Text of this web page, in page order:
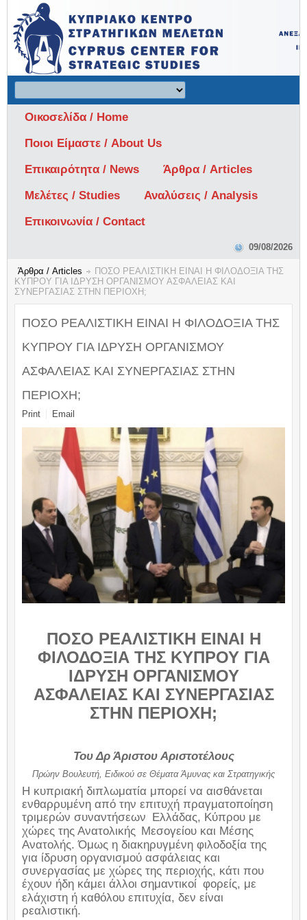
Οικοσελίδα / Home
Ποιοι Είμαστε / About Us
Επικαιρότητα / News
Άρθρα / Articles
Μελέτες / Studies
Αναλύσεις / Analysis
Επικοινωνία / Contact
09/08/2026
Άρθρα / Articles
ΠΟΣΟ ΡΕΑΛΙΣΤΙΚΗ ΕΙΝΑΙ Η ΦΙΛΟΔΟΞΙΑ ΤΗΣ
ΚΥΠΡΟΥ ΓΙΑ ΙΔΡΥΣΗ ΟΡΓΑΝΙΣΜΟΥ ΑΣΦΑΛΕΙΑΣ ΚΑΙ
ΣΥΝΕΡΓΑΣΙΑΣ ΣΤΗΝ ΠΕΡΙΟΧΗ;
ΠΟΣΟ ΡΕΑΛΙΣΤΙΚΗ ΕΙΝΑΙ Η ΦΙΛΟΔΟΞΙΑ ΤΗΣ
ΚΥΠΡΟΥ ΓΙΑ ΙΔΡΥΣΗ ΟΡΓΑΝΙΣΜΟΥ
ΑΣΦΑΛΕΙΑΣ ΚΑΙ ΣΥΝΕΡΓΑΣΙΑΣ ΣΤΗΝ
ΠΕΡΙΟΧΗ;
Print Email
ΠΟΣΟ ΡΕΑΛΙΣΤΙΚΗ ΕΙΝΑΙ Η
ΦΙΛΟΔΟΞΙΑ ΤΗΣ ΚΥΠΡΟΥ ΓΙΑ
ΙΔΡΥΣΗ ΟΡΓΑΝΙΣΜΟΥ
ΑΣΦΑΛΕΙΑΣ ΚΑΙ ΣΥΝΕΡΓΑΣΙΑΣ
ΣΤΗΝ ΠΕΡΙΟΧΗ;
Του Δρ Άριστου Αριστοτέλους
Πρώην Βουλευτή, Ειδικού σε Θέματα Άμυνας και Στρατηγικής
Η κυπριακή διπλωματία μπορεί να αισθάνεται
ενθαρρυμένη από την επιτυχή πραγματοποίηση
τριμερών συναντήσεων Ελλάδας, Κύπρου με
χώρες της Ανατολικής Μεσογείου και Μέσης
Ανατολής. Όμως η διακηρυγμένη φιλοδοξία της
για ίδρυση οργανισμού ασφάλειας και
συνεργασίας με χώρες της περιοχής, κάτι που
έχουν ήδη κάμει άλλοι σημαντικοί φορείς, με
ελάχιστη ή καθόλου επιτυχία, δεν είναι
ρεαλιστική.